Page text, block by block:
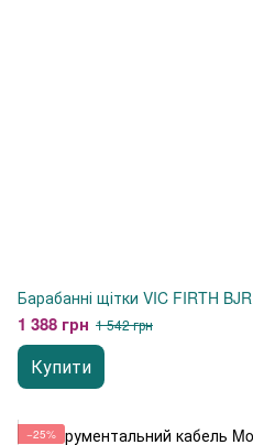
Барабанні щітки VIC FIRTH BJR
1 388 грн 1 542 грн
Купити
−25%